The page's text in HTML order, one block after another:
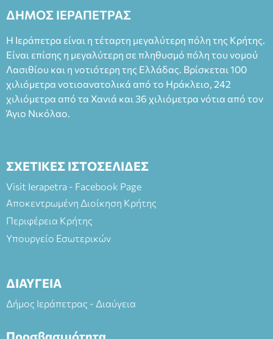
Φεδερίκο. Σκηνοθεσία: Βαγγέλης Θεοδωρόπουλος Είσοδος: :
άνω των 65 Προπώληση: Βιβλιοπωλείο Πάπυρος (Πλατεία
Πλαστήρα), E&G Mini market (Δημοκρατίας 39 Ιεράπετρα)
και στο more.com Χώρος: 3ο Γυμνάσιο Ιεράπετρας
(Είσοδος ΕΠΑ.Λ.) Έναρξη 21:15 Οργάνωση: ΚΝΩΣΟΣ
ΘΕΑΤΡΙΚΕΣ ΠΑΡΑΓΩΓΕΣ ΕΕ
ΔΗΜΟΣ ΙΕΡΑΠΕΤΡΑΣ
Η Ιεράπετρα είναι η τέταρτη μεγαλύτερη πόλη της Κρήτης.
Είναι επίσης η μεγαλύτερη σε πληθυσμό πόλη του νομού
Λασιθίου και η νοτιότερη της Ελλάδας. Βρίσκεται 100
χιλιόμετρα νοτιοανατολικά από το Ηράκλειο, 242
χιλιόμετρα από τα Χανιά και 36 χιλιόμετρα νότια από τον
Άγιο Νικόλαο.
ΣΧΕΤΙΚΕΣ ΙΣΤΟΣΕΛΙΔΕΣ
Visit Ierapetra - Facebook Page
Αποκεντρωμένη Διοίκηση Κρήτης
Περιφέρεια Κρήτης
Υπουργείο Εσωτερικών
ΔΙΑΥΓΕΙΑ
Δήμος Ιεράπετρας - Διαύγεια
Προσβασιμότητα